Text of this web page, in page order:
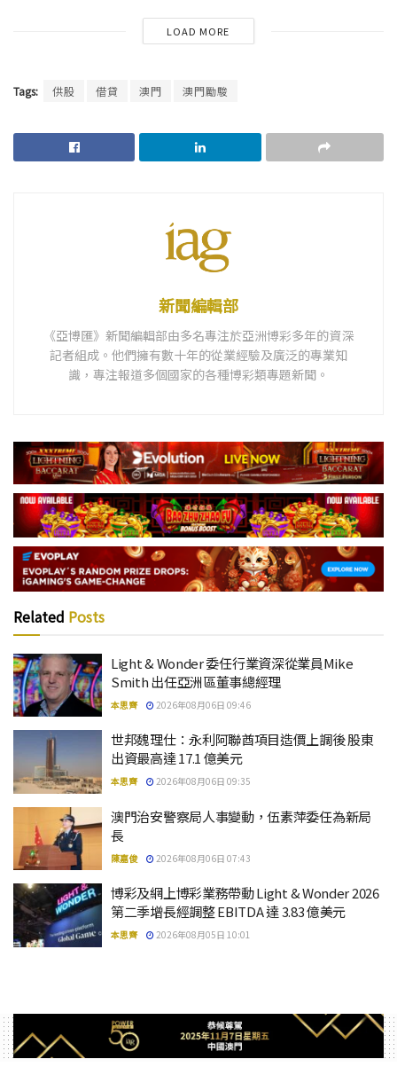
LOAD MORE
Tags: 供股 借貸 澳門 澳門勵駿
新聞編輯部
《亞博匯》新聞編輯部由多名專注於亞洲博彩多年的資深
記者組成。他們擁有數十年的從業經驗及廣泛的專業知
識，專注報道多個國家的各種博彩類專題新聞。
Related Posts
Light & Wonder 委任行業資深從業員Mike
Smith 出任亞洲區董事總經理
本思齊 2026年08月06日 09:46
世邦魏理仕：永利阿聯酋項目造價上調後 股東
出資最高達 17.1 億美元
本思齊 2026年08月06日 09:35
澳門治安警察局人事變動，伍素萍委任為新局
長
陳嘉俊 2026年08月06日 07:43
博彩及網上博彩業務帶動 Light & Wonder 2026
第二季增長經調整 EBITDA 達 3.83 億美元
本思齊 2026年08月05日 10:01